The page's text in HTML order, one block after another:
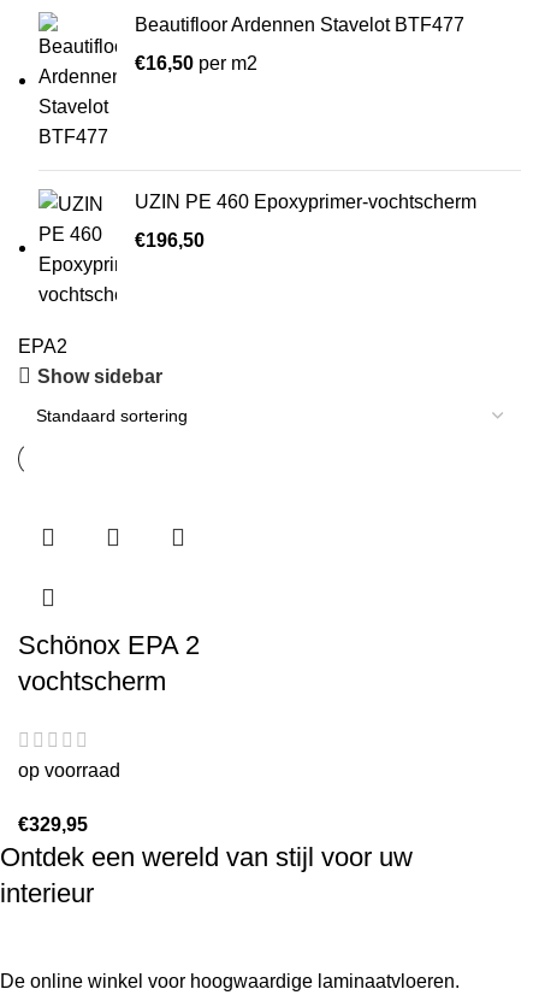
Beautifloor Ardennen Stavelot BTF477
€16,50 per m2
UZIN PE 460 Epoxyprimer-vochtscherm
€196,50
EPA2
Show sidebar
Schönox EPA 2
vochtscherm
op voorraad
€329,95
Ontdek een wereld van stijl voor uw
interieur
De online winkel voor hoogwaardige laminaatvloeren.